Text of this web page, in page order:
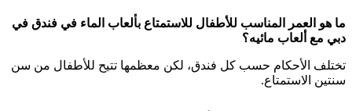
ما هو العمر المناسب للأطفال للاستمتاع بألعاب الماء في فندق في
دبي مع ألعاب مائيه؟
تختلف الأحكام حسب كل فندق، لكن معظمها تتيح للأطفال من سن
سنتين الاستمتاع.